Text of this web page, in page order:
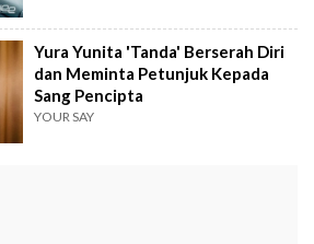
Yura Yunita 'Tanda' Berserah Diri
dan Meminta Petunjuk Kepada
Sang Pencipta
YOUR SAY